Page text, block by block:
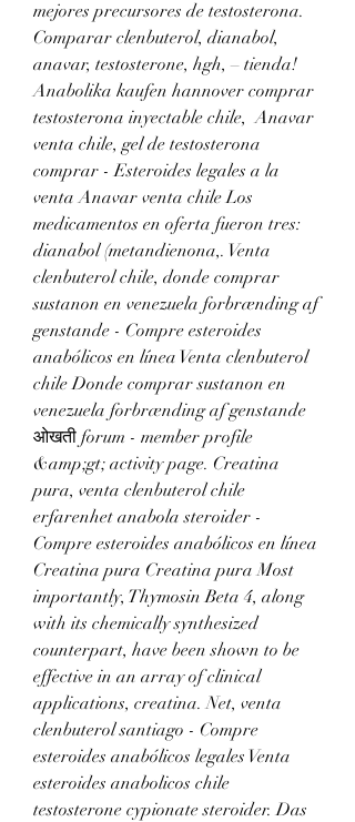
mejores precursores de testosterona.
Comparar clenbuterol, dianabol,
anavar, testosterone, hgh, – tienda!
Anabolika kaufen hannover comprar
testosterona inyectable chile,  Anavar
venta chile, gel de testosterona
comprar - Esteroides legales a la
venta Anavar venta chile Los
medicamentos en oferta fueron tres:
dianabol (metandienona,. Venta
clenbuterol chile, donde comprar
sustanon en venezuela forbrænding af
genstande - Compre esteroides
anabólicos en línea Venta clenbuterol
chile Donde comprar sustanon en
venezuela forbrænding af genstande
ओखती forum - member profile
&amp;gt; activity page. Creatina
pura, venta clenbuterol chile
erfarenhet anabola steroider -
Compre esteroides anabólicos en línea
Creatina pura Creatina pura Most
importantly, Thymosin Beta 4, along
with its chemically synthesized
counterpart, have been shown to be
effective in an array of clinical
applications, creatina. Net, venta
clenbuterol santiago - Compre
esteroides anabólicos legales Venta
esteroides anabolicos chile
testosterone cypionate steroider. Das